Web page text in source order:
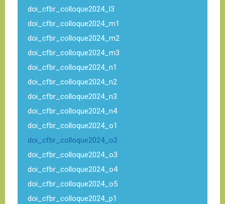
doi_cfbr_colloque2024_l3
doi_cfbr_colloque2024_m1
doi_cfbr_colloque2024_m2
doi_cfbr_colloque2024_m3
doi_cfbr_colloque2024_n1
doi_cfbr_colloque2024_n2
doi_cfbr_colloque2024_n3
doi_cfbr_colloque2024_n4
doi_cfbr_colloque2024_o1
doi_cfbr_colloque2024_o2
doi_cfbr_colloque2024_o3
doi_cfbr_colloque2024_o4
doi_cfbr_colloque2024_o5
doi_cfbr_colloque2024_p1